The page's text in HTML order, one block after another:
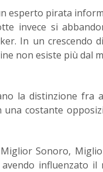
esperto pirata
invece si
In un crescendo
non esiste più dal
la distinzione fra
costante
Sonoro,
influenzato il